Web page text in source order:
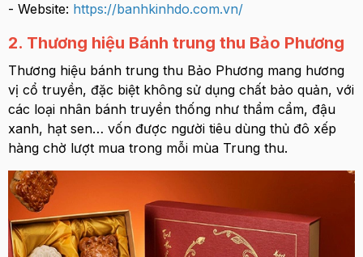
- Website: https://banhkinhdo.com.vn/
2. Thương hiệu Bánh trung thu Bảo Phương
Thương hiệu bánh trung thu Bảo Phương mang hương
vị cổ truyền, đặc biệt không sử dụng chất bảo quản, với
các loại nhân bánh truyền thống như thẩm cẩm, đậu
xanh, hạt sen… vốn được người tiêu dùng thủ đô xếp
hàng chờ lượt mua trong mỗi mùa Trung thu.